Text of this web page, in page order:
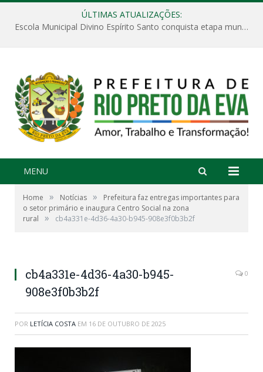
ÚLTIMAS ATUALIZAÇÕES:
Escola Municipal Divino Espírito Santo conquista etapa municipal da V Feira Amazonense de Matemática
MENU
Home » Notícias »
Prefeitura faz entregas importantes para
o setor primário e inaugura Centro Social na zona
rural
» cb4a331e-4d36-4a30-b945-908e3f0b3b2f
cb4a331e-4d36-4a30-b945-
908e3f0b3b2f
0
POR LETÍCIA COSTA EM 16 DE OUTUBRO DE 2025